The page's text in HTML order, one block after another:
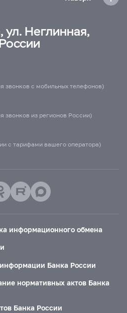
ул. Неглинная,
звонков с мобильных телефонов)
звонков из регионов России)
с тарифами вашего оператора)
информационного обмена
Банка России
нормативных актов Банка
Банка России